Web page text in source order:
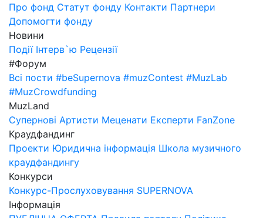
Про фонд Статут фонду Контакти Партнери
Допомогти фонду
Новини
Події Інтерв`ю Рецензії
#Форум
Всі пости #beSupernova #muzContest #MuzLab
#MuzCrowdfunding
MuzLand
Супернові Артисти Меценати Експерти FanZone
Краудфандинг
Проекти Юридична інформація Школа музичного
краудфандингу
Конкурси
Конкурс-Прослуховування SUPERNOVA
Інформація